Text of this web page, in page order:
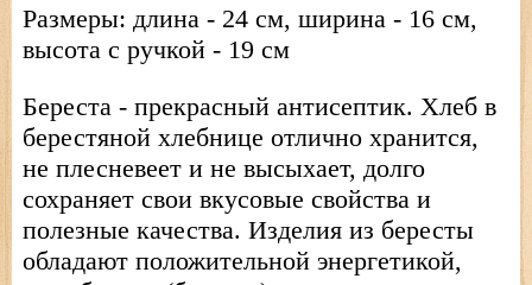
Размеры: длина - 24 см, ширина - 16 см,
высота с ручкой - 19 см
Береста - прекрасный антисептик. Хлеб в
берестяной хлебнице отлично хранится,
не плесневеет и не высыхает, долго
сохраняет свои вкусовые свойства и
полезные качества. Изделия из бересты
обладают положительной энергетикой,